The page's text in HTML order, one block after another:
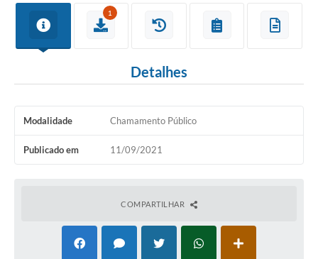
1
Detalhes
Modalidade Chamamento Público
Publicado em 11/09/2021
COMPARTILHAR